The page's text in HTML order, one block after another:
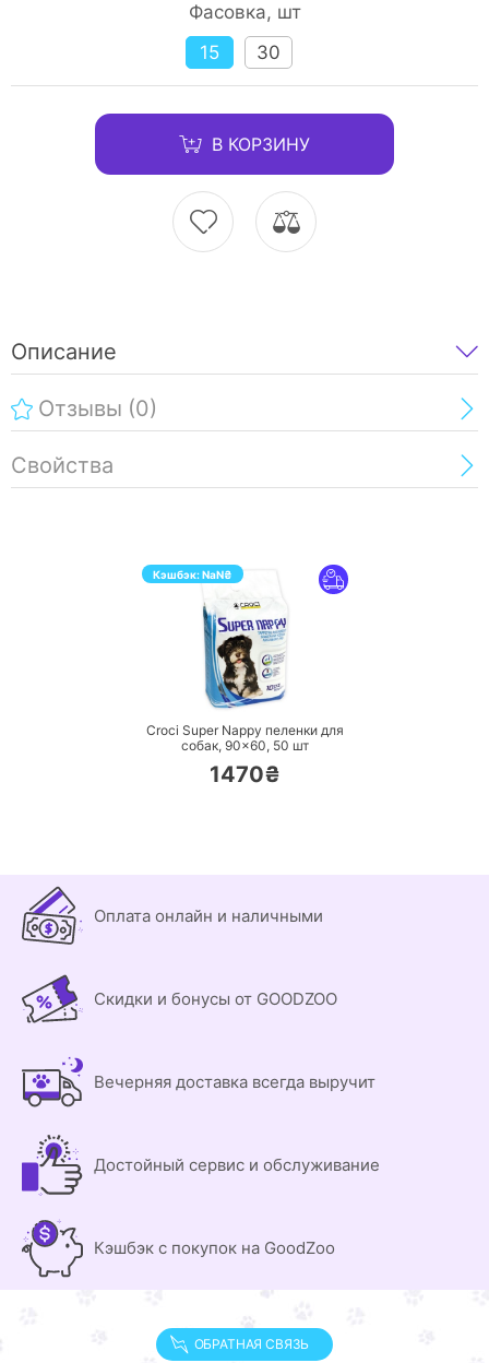
Фасовка, шт
15
30
В КОРЗИНУ
Описание
Отзывы (0)
Свойства
Кэшбэк:NaN₴
ПЕРЕЙТИ
Croci Super Nappy пеленки для
собак, 90×60, 50 шт
1470₴
Оплата онлайн и наличными
Скидки и бонусы от GOODZOO
Вечерняя доставка всегда выручит
Достойный сервис и обслуживание
Кэшбэк с покупок на GoodZoo
ОБРАТНАЯ СВЯЗЬ